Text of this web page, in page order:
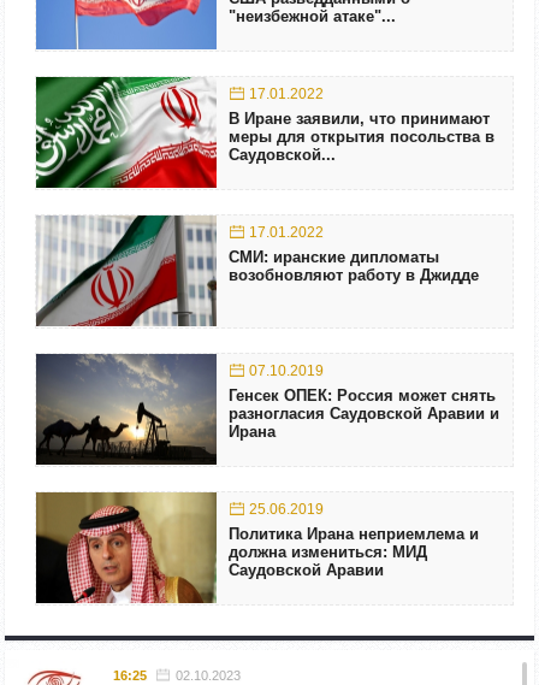
"неизбежной атаке"...
17.01.2022
В Иране заявили, что принимают
меры для открытия посольства в
Саудовской...
17.01.2022
СМИ: иранские дипломаты
возобновляют работу в Джидде
07.10.2019
Генсек ОПЕК: Россия может снять
разногласия Саудовской Аравии и
Ирана
25.06.2019
Политика Ирана неприемлема и
должна измениться: МИД
Саудовской Аравии
16:25 02.10.2023